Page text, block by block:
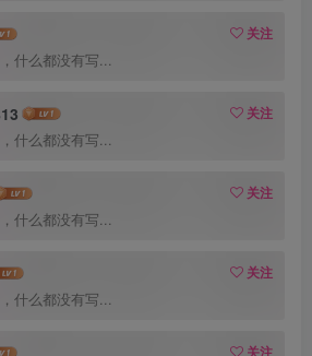
关注
什么都没有写...
关注
什么都没有写...
关注
什么都没有写...
关注
什么都没有写...